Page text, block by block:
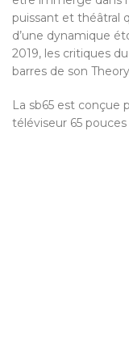
puissant et théâtral
d’une dynamique
2019, les critiques
barres de son
La sb65 est conçue
téléviseur 65